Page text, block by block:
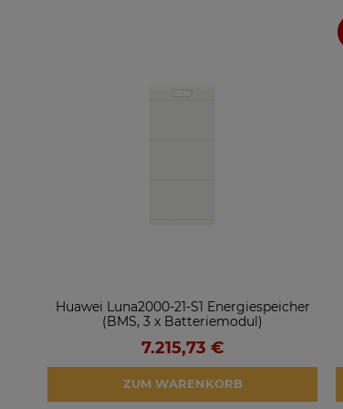
Huawei Luna2000-21-S1 Energiespeicher
(BMS, 3 x Batteriemodul)
7.215,73 €
ZUM WARENKORB